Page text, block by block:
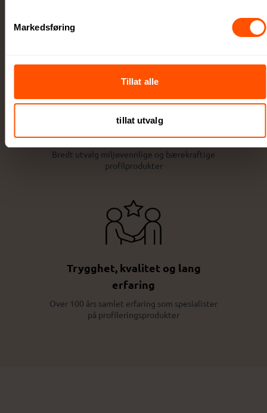
Markedsføring
Tillat alle
tillat utvalg
Utvalgte lagerførte produkter tilgjengelige
Miljøet i fokus
Bredt utvalg miljøvennlige og bærekraftige
profilprodukter
Trygghet, kvalitet og lang
erfaring
Over 100 års samlet erfaring som spesialister
på profileringsprodukter